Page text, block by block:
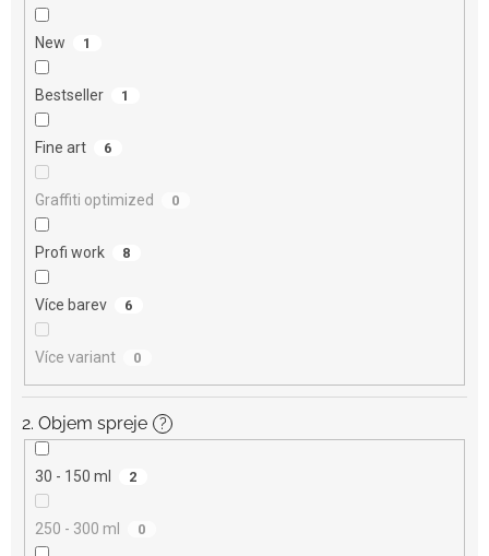
New 1
Bestseller 1
Fine art 6
Graffiti optimized 0
Profi work 8
Více barev 6
Více variant 0
2. Objem spreje ?
30 - 150 ml 2
250 - 300 ml 0